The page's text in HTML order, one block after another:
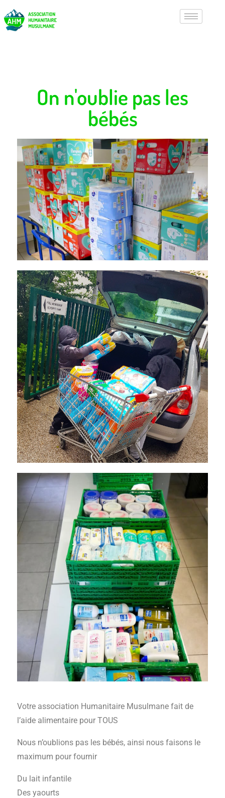
On n'oublie pas les
bébés
Votre association Humanitaire Musulmane fait de
l’aide alimentaire pour TOUS
Nous n’oublions pas les bébés, ainsi nous faisons le
maximum pour fournir
Du lait infantile
Des yaourts